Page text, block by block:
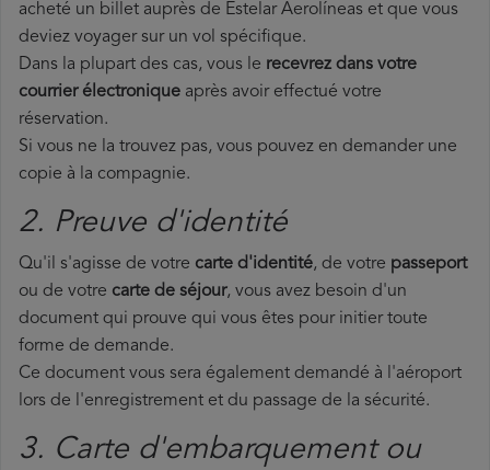
acheté un billet auprès de Estelar Aerolíneas et que vous
deviez voyager sur un vol spécifique.
Dans la plupart des cas, vous le recevrez dans votre
courrier électronique après avoir effectué votre
réservation.
Si vous ne la trouvez pas, vous pouvez en demander une
copie à la compagnie.
2. Preuve d'identité
Qu'il s'agisse de votre carte d'identité, de votre passeport
ou de votre carte de séjour, vous avez besoin d'un
document qui prouve qui vous êtes pour initier toute
forme de demande.
Ce document vous sera également demandé à l'aéroport
lors de l'enregistrement et du passage de la sécurité.
3. Carte d'embarquement ou